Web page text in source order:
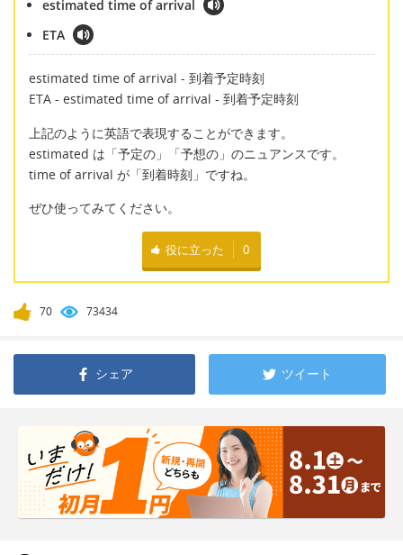
estimated time of arrival
ETA
estimated time of arrival - 到着予定時刻
ETA - estimated time of arrival - 到着予定時刻
上記のように英語で表現することができます。
estimated は「予定の」「予想の」のニュアンスです。
time of arrival が「到着時刻」ですね。
ぜひ使ってみてください。
役に立った 0
70 73434
シェア ツイート